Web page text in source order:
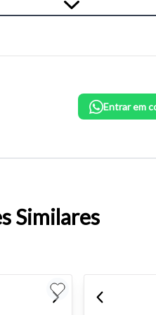
Entrar em
Similares